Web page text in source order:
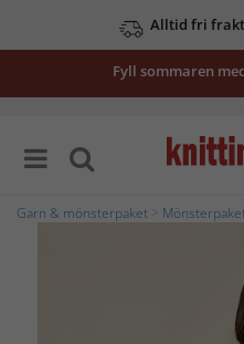
Alltid fri frakt
Fyll sommaren
Garn & mönsterpaket